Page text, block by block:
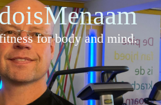
for body and mind.